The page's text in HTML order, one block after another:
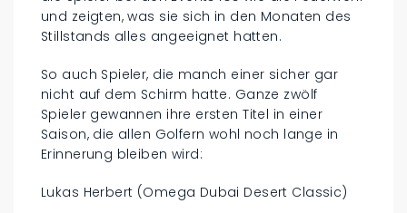
und zeigten, was sie sich in den Monaten des
Stillstands alles angeeignet hatten.
So auch Spieler, die manch einer sicher gar
nicht auf dem Schirm hatte. Ganze zwölf
Spieler gewannen ihre ersten Titel in einer
Saison, die allen Golfern wohl noch lange in
Erinnerung bleiben wird:
Lukas Herbert (Omega Dubai Desert Classic)